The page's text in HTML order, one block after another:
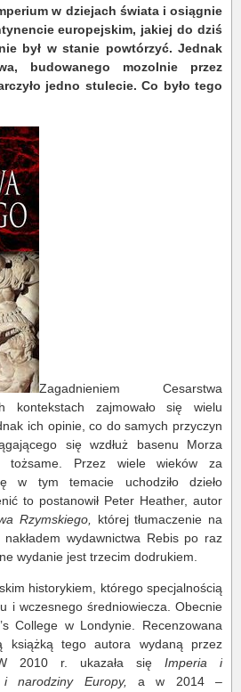
w dziejach świata i osiągnie
europejskim, jakiej do dziś
był w stanie powtórzyć. Jednak
budowanego mozolnie przez
jedno stulecie. Co było tego
Zagadnieniem Cesarstwa
kontekstach zajmowało się wielu
ich opinie, co do samych przyczyn
się wzdłuż basenu Morza
tożsame. Przez wiele wieków za
w tym temacie uchodziło dzieło
to postanowił Peter Heather, autor
Rzymskiego, której tłumaczenie na
wydawnictwa Rebis po raz
wydanie jest trzecim dodrukiem.
historykiem, którego specjalnością
i wczesnego średniowiecza. Obecnie
College w Londynie. Recenzowana
książką tego autora wydaną przez
2010 r. ukazała się Imperia i
i narodziny Europy, a w 2014 –